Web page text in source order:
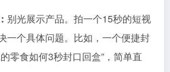
别光展示产品。拍一个15秒的短视
一个具体问题。比如，一个便捷封
零食如何3秒封口回盒”，简单直